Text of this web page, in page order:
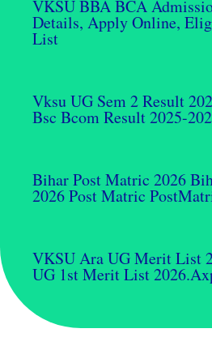
VKSU BBA BCA
Details, Apply Online,
List
Vksu UG Sem 2 Result
Bsc Bcom Result 2025-
Bihar Post Matric 2026
2026 Post Matric
VKSU Ara UG Merit List
UG 1st Merit List